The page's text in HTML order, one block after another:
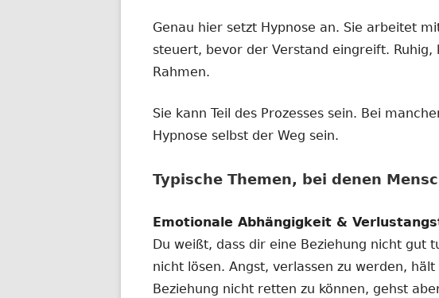
Genau hier setzt Hypnose an. Sie arbeitet
steuert, bevor der Verstand eingreift.
Rahmen.
Sie kann Teil des Prozesses sein. Bei
Hypnose selbst der Weg sein.
Typische Themen, bei denen
Emotionale Abhängigkeit &
Du weißt, dass dir eine Beziehung nicht gut
nicht lösen. Angst, verlassen zu werden,
Beziehung nicht retten zu können, gehst